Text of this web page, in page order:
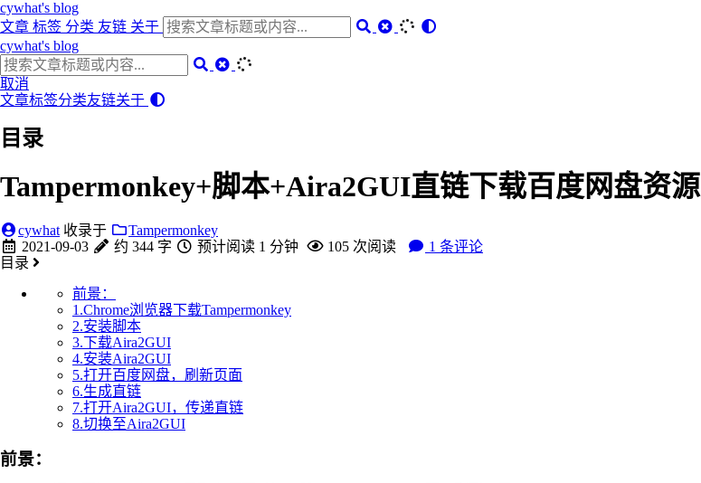
cywhat's blog
文章 标签 分类 友链 关于
cywhat's blog
取消
文章标签分类友链关于
目录
Tampermonkey+脚本+Aira2GUI直链下载百度网盘资源
cywhat 收录于
Tampermonkey
2021-09-03
约 344 字 预计阅读 1 分钟 105 次阅读 1 条评论
目录
前景：
1.Chrome浏览器下载Tampermonkey
2.安装脚本
3.下载Aira2GUI
4.安装Aira2GUI
5.打开百度网盘，刷新页面
6.生成直链
7.打开Aira2GUI，传递直链
8.切换至Aira2GUI
前景：